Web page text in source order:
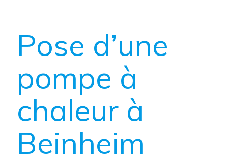
Pose d’une
pompe à
chaleur à
Beinheim